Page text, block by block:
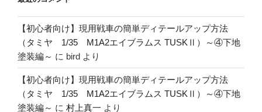
【初心者向け】現用戦車の簡単ディテールアップ方法
（タミヤ 1/35 M1A2エイブラムス TUSKⅡ）～④下地
塗装編～ に bird より
【初心者向け】現用戦車の簡単ディテールアップ方法
（タミヤ 1/35 M1A2エイブラムス TUSKⅡ）～④下地
塗装編～ に 村上真一 より